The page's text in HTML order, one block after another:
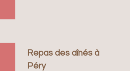
Repas des aînés à
Péry